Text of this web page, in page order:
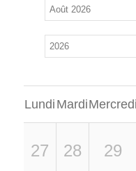
Lundi MardiMercredi
27 28 29